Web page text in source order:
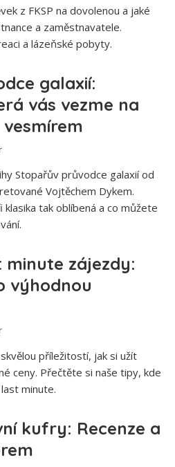
z FKSP na dovolenou a jaké
a zaměstnavatele.
a lázeňské pobyty.
galaxií:
vás vezme na
Stopařův průvodce galaxií od
Vojtěchem Dykem.
tak oblíbená a co můžete
minute zájezdy:
výhodnou
příležitostí, jak si užít
ceny. Přečtěte si naše tipy, kde
minute.
kufry: Recenze a